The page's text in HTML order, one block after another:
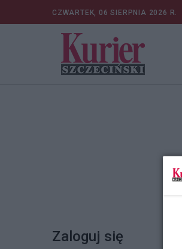
CZWARTEK, 06 SIERPNIA 2026 R.
Zaloguj się